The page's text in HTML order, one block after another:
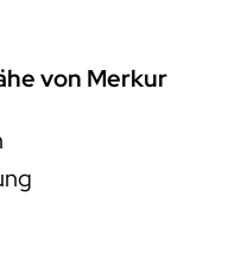
von Merkur